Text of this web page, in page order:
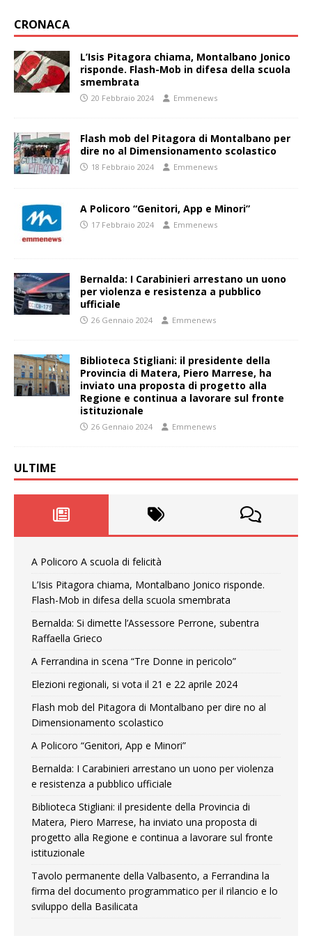
CRONACA
L’Isis Pitagora chiama, Montalbano Jonico
risponde. Flash-Mob in difesa della scuola
smembrata
20 Febbraio 2024 Emmenews
Flash mob del Pitagora di Montalbano per
dire no al Dimensionamento scolastico
18 Febbraio 2024 Emmenews
A Policoro “Genitori, App e Minori”
17 Febbraio 2024 Emmenews
Bernalda: I Carabinieri arrestano un uono
per violenza e resistenza a pubblico
ufficiale
26 Gennaio 2024 Emmenews
Biblioteca Stigliani: il presidente della
Provincia di Matera, Piero Marrese, ha
inviato una proposta di progetto alla
Regione e continua a lavorare sul fronte
istituzionale
26 Gennaio 2024 Emmenews
ULTIME
A Policoro A scuola di felicità
L’Isis Pitagora chiama, Montalbano Jonico risponde.
Flash-Mob in difesa della scuola smembrata
Bernalda: Si dimette l’Assessore Perrone, subentra
Raffaella Grieco
A Ferrandina in scena “Tre Donne in pericolo”
Elezioni regionali, si vota il 21 e 22 aprile 2024
Flash mob del Pitagora di Montalbano per dire no al
Dimensionamento scolastico
A Policoro “Genitori, App e Minori”
Bernalda: I Carabinieri arrestano un uono per violenza
e resistenza a pubblico ufficiale
Biblioteca Stigliani: il presidente della Provincia di
Matera, Piero Marrese, ha inviato una proposta di
progetto alla Regione e continua a lavorare sul fronte
istituzionale
Tavolo permanente della Valbasento, a Ferrandina la
firma del documento programmatico per il rilancio e lo
sviluppo della Basilicata